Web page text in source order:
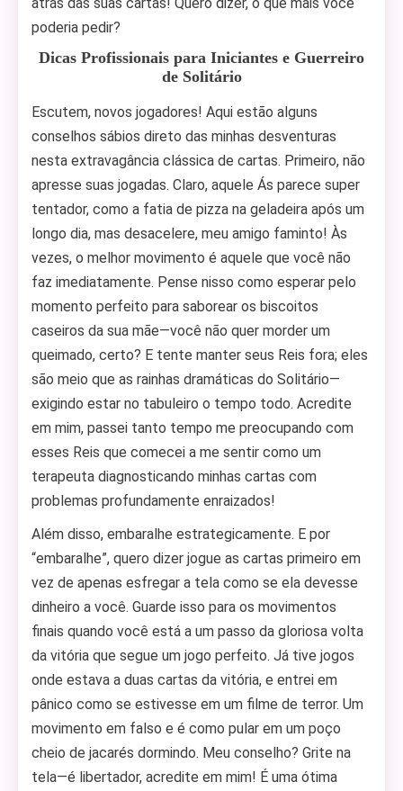
poderia pedir?
Dicas Profissionais para Iniciantes e Guerreiro
de Solitário
Escutem, novos jogadores! Aqui estão alguns
conselhos sábios direto das minhas desventuras
nesta extravagância clássica de cartas. Primeiro, não
apresse suas jogadas. Claro, aquele Ás parece super
tentador, como a fatia de pizza na geladeira após um
longo dia, mas desacelere, meu amigo faminto! Às
vezes, o melhor movimento é aquele que você não
faz imediatamente. Pense nisso como esperar pelo
momento perfeito para saborear os biscoitos
caseiros da sua mãe—você não quer morder um
queimado, certo? E tente manter seus Reis fora; eles
são meio que as rainhas dramáticas do Solitário—
exigindo estar no tabuleiro o tempo todo. Acredite
em mim, passei tanto tempo me preocupando com
esses Reis que comecei a me sentir como um
terapeuta diagnosticando minhas cartas com
problemas profundamente enraizados!
Além disso, embaralhe estrategicamente. E por
“embaralhe”, quero dizer jogue as cartas primeiro em
vez de apenas esfregar a tela como se ela devesse
dinheiro a você. Guarde isso para os movimentos
finais quando você está a um passo da gloriosa volta
da vitória que segue um jogo perfeito. Já tive jogos
onde estava a duas cartas da vitória, e entrei em
pânico como se estivesse em um filme de terror. Um
movimento em falso e é como pular em um poço
cheio de jacarés dormindo. Meu conselho? Grite na
tela—é libertador, acredite em mim! É uma ótima